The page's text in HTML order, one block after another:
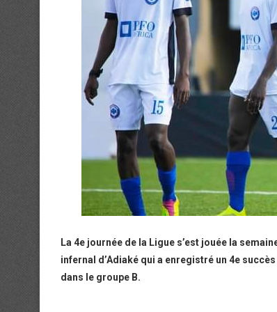
La 4e journée de la Ligue s’est jouée la
infernal d’Adiaké qui a enregistré un 4e
dans le groupe B.